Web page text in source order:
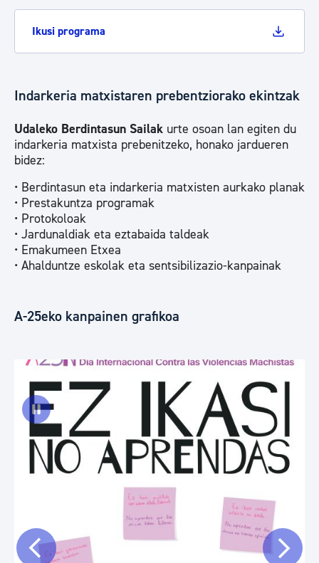
Ikusi programa
Indarkeria matxistaren prebentziorako ekintzak
Udaleko Berdintasun Sailak urte osoan lan egiten du
indarkeria matxista prebenitzeko, honako jardueren
bidez:
• Berdintasun eta indarkeria matxisten aurkako planak
• Prestakuntza programak
• Protokoloak
• Jardunaldiak eta eztabaida taldeak
• Emakumeen Etxea
• Ahalduntze eskolak eta sentsibilizazio-kanpainak
A-25eko kanpainen grafikoa